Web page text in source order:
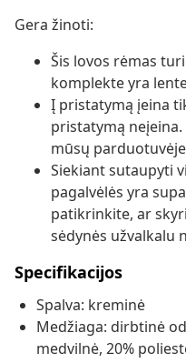
Gera žinoti:
Šis lovos rėmas
komplekte yra
Į pristatymą įeina
pristatymą
mūsų
Siekiant sutaupyti
pagalvėlės yra
patikrinkite, ar
sėdynės užvalkalu
Specifikacijos
Spalva: kreminė
Medžiaga: dirbtinė
medvilnė, 20%